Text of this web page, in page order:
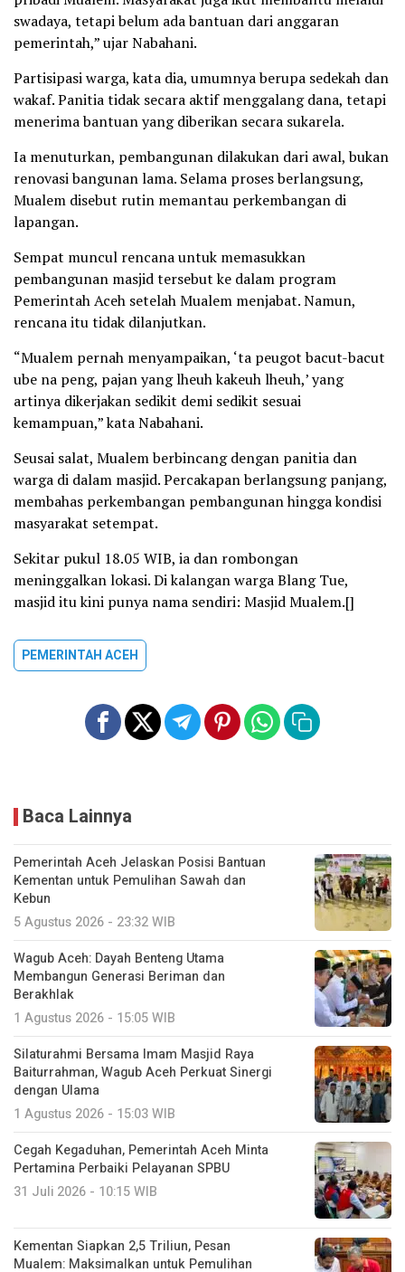
swadaya, tetapi belum ada bantuan dari anggaran
pemerintah,” ujar Nabahani.
Partisipasi warga, kata dia, umumnya berupa sedekah dan
wakaf. Panitia tidak secara aktif menggalang dana, tetapi
menerima bantuan yang diberikan secara sukarela.
Ia menuturkan, pembangunan dilakukan dari awal, bukan
renovasi bangunan lama. Selama proses berlangsung,
Mualem disebut rutin memantau perkembangan di
lapangan.
Sempat muncul rencana untuk memasukkan
pembangunan masjid tersebut ke dalam program
Pemerintah Aceh setelah Mualem menjabat. Namun,
rencana itu tidak dilanjutkan.
“Mualem pernah menyampaikan, ‘ta peugot bacut-bacut
ube na peng, pajan yang lheuh kakeuh lheuh,’ yang
artinya dikerjakan sedikit demi sedikit sesuai
kemampuan,” kata Nabahani.
Seusai salat, Mualem berbincang dengan panitia dan
warga di dalam masjid. Percakapan berlangsung panjang,
membahas perkembangan pembangunan hingga kondisi
masyarakat setempat.
Sekitar pukul 18.05 WIB, ia dan rombongan
meninggalkan lokasi. Di kalangan warga Blang Tue,
masjid itu kini punya nama sendiri: Masjid Mualem.[]
PEMERINTAH ACEH
Baca Lainnya
Pemerintah Aceh Jelaskan Posisi Bantuan
Kementan untuk Pemulihan Sawah dan
Kebun
5 Agustus 2026 - 23:32 WIB
Wagub Aceh: Dayah Benteng Utama
Membangun Generasi Beriman dan
Berakhlak
1 Agustus 2026 - 15:05 WIB
Silaturahmi Bersama Imam Masjid Raya
Baiturrahman, Wagub Aceh Perkuat Sinergi
dengan Ulama
1 Agustus 2026 - 15:03 WIB
Cegah Kegaduhan, Pemerintah Aceh Minta
Pertamina Perbaiki Pelayanan SPBU
31 Juli 2026 - 10:15 WIB
Kementan Siapkan 2,5 Triliun, Pesan
Mualem: Maksimalkan untuk Pemulihan